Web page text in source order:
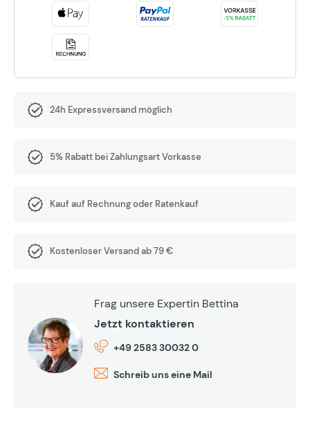
24h Expressversand möglich
5% Rabatt bei Zahlungsart Vorkasse
Kauf auf Rechnung oder Ratenkauf
Kostenloser Versand ab 79 €
Frag unsere Expertin Bettina
Jetzt kontaktieren
+49 2583 30032 0
Schreib uns eine Mail